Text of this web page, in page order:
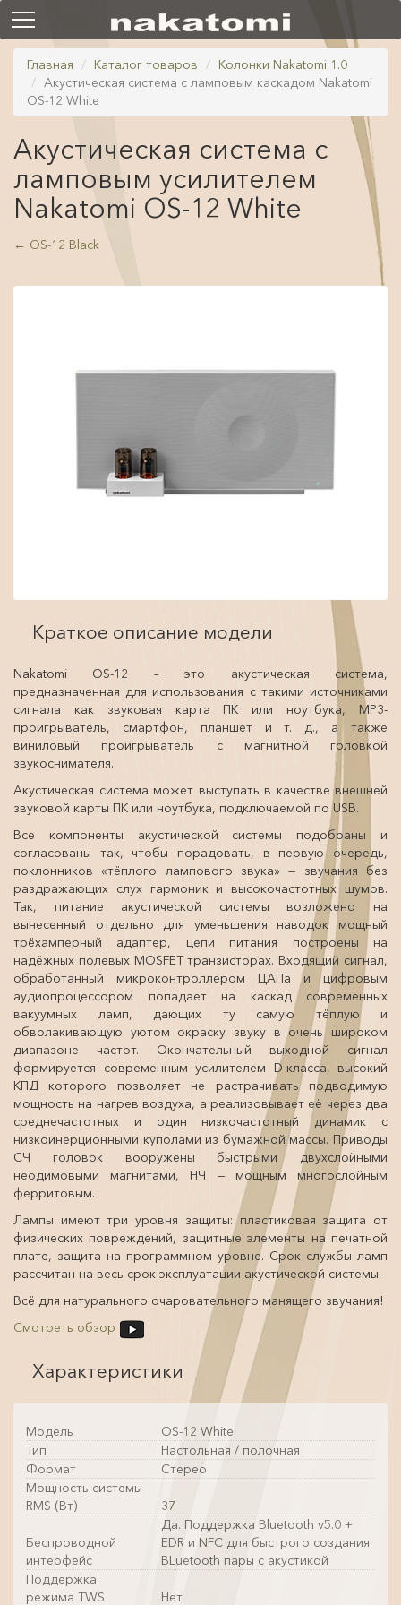
Главная Каталог товаров
Колонки Nakatomi 1.0
Акустическая система с ламповым каскадом Nakatomi
OS-12 White
Акустическая система с
ламповым усилителем
Nakatomi OS-12 White
← OS-12 Black
Краткое описание модели
Nakatomi OS-12 – это акустическая система,
предназначенная для использования с такими источниками
сигнала как звуковая карта ПК или ноутбука, MP3-
проигрыватель, смартфон, планшет и т. д., а также
виниловый проигрыватель с магнитной головкой
звукоснимателя.
Акустическая система может выступать в качестве внешней
звуковой карты ПК или ноутбука, подключаемой по USB.
Все компоненты акустической системы подобраны и
согласованы так, чтобы порадовать, в первую очередь,
поклонников «тёплого лампового звука» — звучания без
раздражающих слух гармоник и высокочастотных шумов.
Так, питание акустической системы возложено на
вынесенный отдельно для уменьшения наводок мощный
трёхамперный адаптер, цепи питания построены на
надёжных полевых MOSFET транзисторах. Входящий сигнал,
обработанный микроконтроллером ЦАПа и цифровым
аудиопроцессором попадает на каскад современных
вакуумных ламп, дающих ту самую тёплую и
обволакивающую уютом окраску звуку в очень широком
диапазоне частот. Окончательный выходной сигнал
формируется современным усилителем D-класса, высокий
КПД которого позволяет не растрачивать подводимую
мощность на нагрев воздуха, а реализовывает её через два
среднечастотных и один низкочастотный динамик с
низкоинерционными куполами из бумажной массы. Приводы
СЧ головок вооружены быстрыми двухслойными
неодимовыми магнитами, НЧ — мощным многослойным
ферритовым.
Лампы имеют три уровня защиты: пластиковая защита от
физических повреждений, защитные элементы на печатной
плате, защита на программном уровне. Срок службы ламп
рассчитан на весь срок эксплуатации акустической системы.
Всё для натурального очаровательного манящего звучания!
Смотреть обзор
Характеристики
Модель
OS-12 White
Тип
Настольная / полочная
Формат
Стерео
Мощность системы
RMS (Вт)
37
Беспроводной
интерфейс
Да. Поддержка Bluetooth v5.0 +
EDR и NFC для быстрого создания
BLuetooth пары с акустикой
Поддержка
режима TWS
Нет